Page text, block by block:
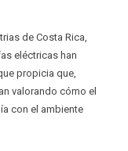
de Costa Rica,
eléctricas han
propicia que,
valorando cómo el
con el ambiente